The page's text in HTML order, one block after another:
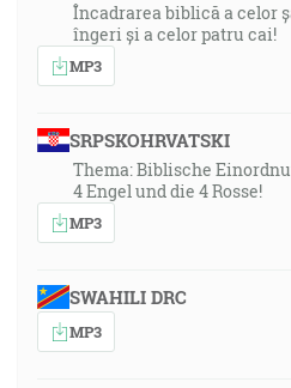
Încadrarea biblică a celor
îngeri și a celor patru cai!
MP3
SRPSKOHRVATSKI
Thema: Biblische
4 Engel und die 4 Rosse!
MP3
SWAHILI DRC
MP3